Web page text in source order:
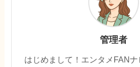
管理者
はじめまして！エンタメFAN